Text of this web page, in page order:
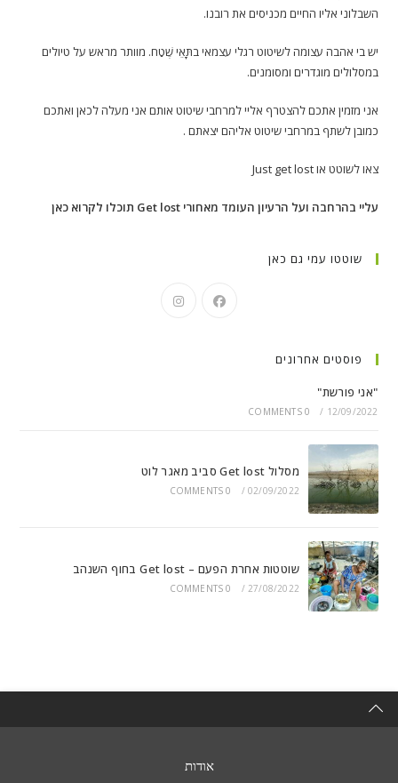
השבלוני אליו החיים מכניסים את רובנו.
יש בי אהבה עצומה לשיטוט רגלי עצמאי בתָּאֵי שֶׁטַח. מוותר מראש על טיולים
במסלולים מוגדרים ומסומנים.
אני מזמין אתכם להצטרף אליי למרחבי שיטוט אותם אני מעלה לכאן ואתכם
כמובן לשתף במרחבי שיטוט אליהם יצאתם .
צאו לשוטט או Just get lost
עליי בהרחבה ועל הרעיון העומד מאחורי Get lost תוכלו לקרוא כאן
שוטטו עמי גם כאן
פוסטים אחרונים
"אני פורשת"
12/09/2022
/
0 COMMENTS
מסלול Get lost סביב מאגר לוט
02/09/2022
/
0 COMMENTS
שוטטות אחרת הפעם – Get lost בחוף השנהב
27/08/2022
/
0 COMMENTS
אודות